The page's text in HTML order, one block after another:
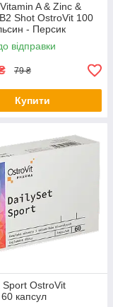
A & Zinc &
Shot OstroVit 100
- Персик
відправки
79 ₴
Купити
Sport OstroVit
капсул